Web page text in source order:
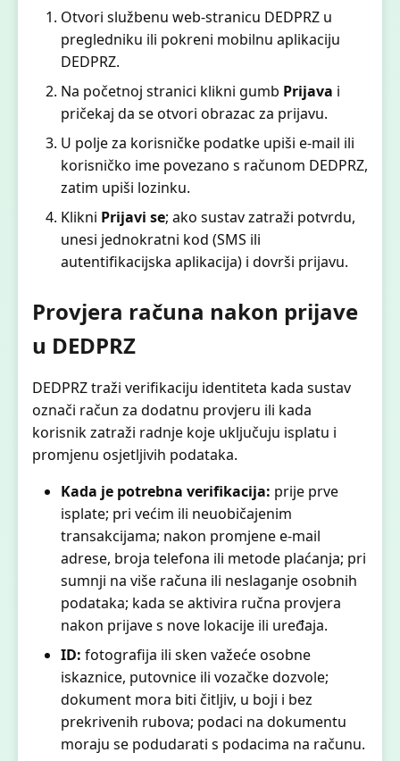
Otvori službenu web-stranicu DEDPRZ u
pregledniku ili pokreni mobilnu aplikaciju
DEDPRZ.
Na početnoj stranici klikni gumb Prijava i
pričekaj da se otvori obrazac za prijavu.
U polje za korisničke podatke upiši e-mail ili
korisničko ime povezano s računom DEDPRZ,
zatim upiši lozinku.
Klikni Prijavi se; ako sustav zatraži potvrdu,
unesi jednokratni kod (SMS ili
autentifikacijska aplikacija) i dovrši prijavu.
Provjera računa nakon prijave
u DEDPRZ
DEDPRZ traži verifikaciju identiteta kada sustav
označi račun za dodatnu provjeru ili kada
korisnik zatraži radnje koje uključuju isplatu i
promjenu osjetljivih podataka.
Kada je potrebna verifikacija: prije prve
isplate; pri većim ili neuobičajenim
transakcijama; nakon promjene e-mail
adrese, broja telefona ili metode plaćanja; pri
sumnji na više računa ili neslaganje osobnih
podataka; kada se aktivira ručna provjera
nakon prijave s nove lokacije ili uređaja.
ID: fotografija ili sken važeće osobne
iskaznice, putovnice ili vozačke dozvole;
dokument mora biti čitljiv, u boji i bez
prekrivenih rubova; podaci na dokumentu
moraju se podudarati s podacima na računu.